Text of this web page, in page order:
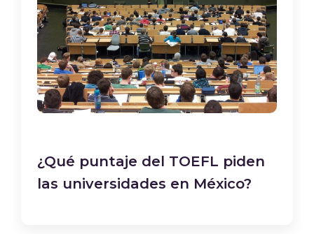
¿Qué puntaje del TOEFL piden
las universidades en México?